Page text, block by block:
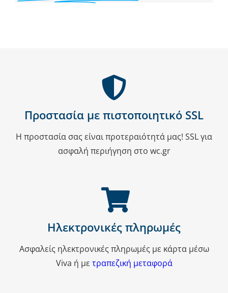
Προστασία με πιστοποιητικό SSL
Η προστασία σας είναι προτεραιότητά μας! SSL για
ασφαλή περιήγηση στο wc.gr
Ηλεκτρονικές πληρωμές
Ασφαλείς ηλεκτρονικές πληρωμές με κάρτα μέσω
Viva ή με τραπεζική μεταφορά